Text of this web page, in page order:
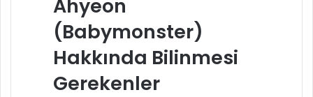
Ahyeon
(Babymonster)
Hakkında Bilinmesi
Gerekenler